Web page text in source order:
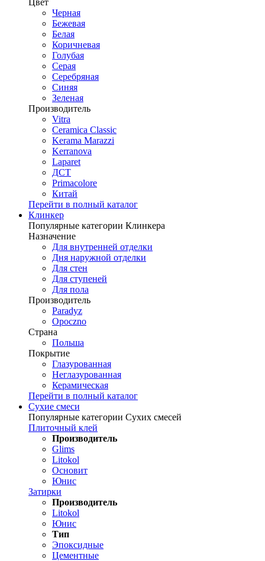
Цвет
Черная
Бежевая
Белая
Коричневая
Голубая
Серая
Серебряная
Синяя
Зеленая
Производитель
Vitra
Ceramica Classic
Kerama Marazzi
Kerranova
Laparet
ДСТ
Primacolore
Китай
Перейти в полный каталог
Клинкер
Популярные категории Клинкера
Назначение
Для внутренней отделки
Дня наружной отделки
Для стен
Для ступеней
Для пола
Производитель
Paradyz
Opoczno
Страна
Польша
Покрытие
Глазурованная
Неглазурованная
Керамическая
Перейти в полный каталог
Сухие смеси
Популярные категории Сухих смесей
Плиточный клей
Производитель
Glims
Litokol
Основит
Юнис
Затирки
Производитель
Litokol
Юнис
Тип
Эпоксидные
Цементные